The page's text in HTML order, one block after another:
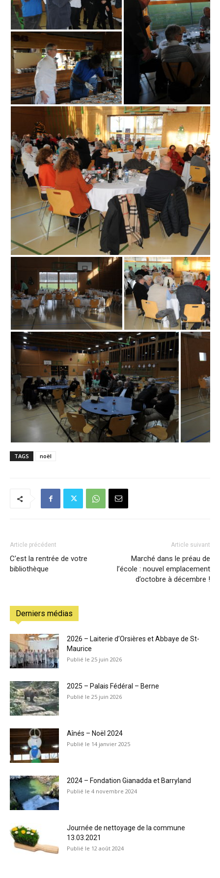
TAGS noël
Article précédent
C’est la rentrée de votre
bibliothèque
Article suivant
Marché dans le préau de
l’école : nouvel emplacement
d’octobre à décembre !
Derniers médias
2026 – Laiterie d’Orsières et Abbaye de St-
Maurice
25 juin 2026
2025 – Palais Fédéral – Berne
25 juin 2026
Aînés – Noël 2024
14 janvier 2025
2024 – Fondation Gianadda et Barryland
4 novembre 2024
Journée de nettoyage de la commune
13.03.2021
12 août 2024